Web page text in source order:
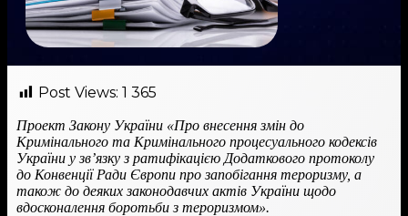
Post Views: 1 365
Проект Закону України «Про внесення змін до
Кримінального та Кримінального процесуального кодексів
України у зв’язку з ратифікацією Додаткового протоколу
до Конвенції Ради Європи про запобігання тероризму, а
також до деяких законодавчих актів України щодо
вдосконалення боротьби з тероризмом».